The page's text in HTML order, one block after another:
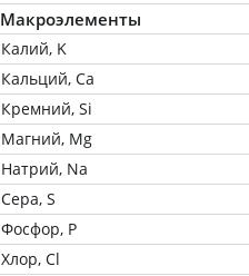
Макроэлементы
Калий, K
Кальций, Ca
Кремний, Si
Магний, Mg
Натрий, Na
Сера, S
Фосфор, P
Хлор, Cl